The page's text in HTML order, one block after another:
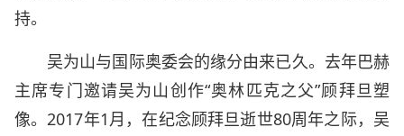
持。
吴为山与国际奥委会的缘分由来已久。去年巴赫
主席专门邀请吴为山创作“奥林匹克之父”顾拜旦塑
像。2017年1月，在纪念顾拜旦逝世80周年之际，吴